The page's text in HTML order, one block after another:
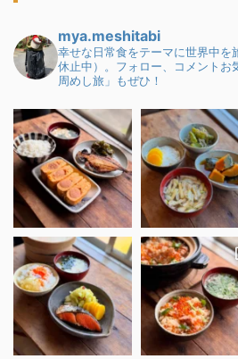
mya.meshitabi
幸せな日常食をテーマに世界中
休止中）。フォロー、コメントお
周めし旅」もぜひ！